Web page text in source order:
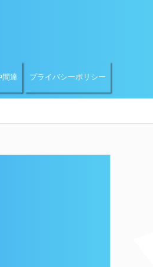
間達 プライバシーポリシー